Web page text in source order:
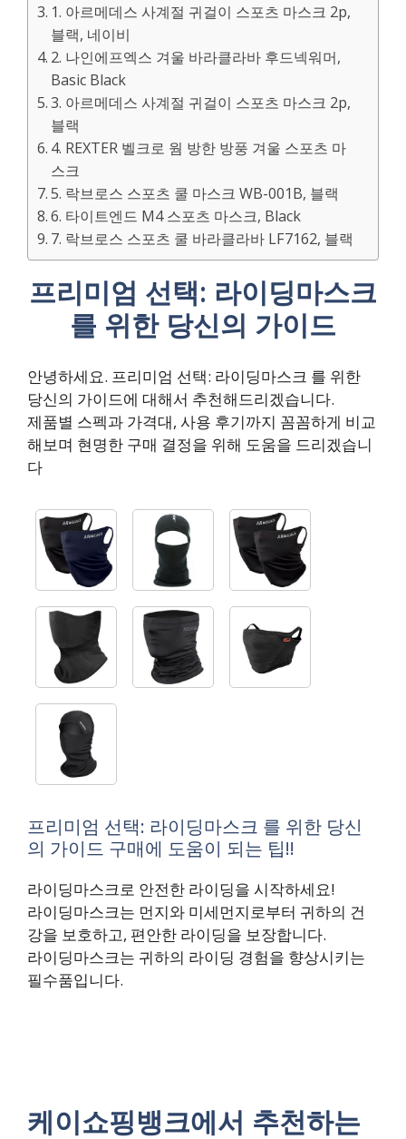
1. 아르메데스 사계절 귀걸이 스포츠 마스크 2p,
블랙, 네이비
2. 나인에프엑스 겨울 바라클라바 후드넥워머,
Basic Black
3. 아르메데스 사계절 귀걸이 스포츠 마스크 2p,
블랙
4. REXTER 벨크로 웜 방한 방풍 겨울 스포츠 마
스크
5. 락브로스 스포츠 쿨 마스크 WB-001B, 블랙
6. 타이트엔드 M4 스포츠 마스크, Black
7. 락브로스 스포츠 쿨 바라클라바 LF7162, 블랙
프리미엄 선택: 라이딩마스크
를 위한 당신의 가이드
안녕하세요. 프리미엄 선택: 라이딩마스크 를 위한
당신의 가이드에 대해서 추천해드리겠습니다.
제품별 스펙과 가격대, 사용 후기까지 꼼꼼하게 비교
해보며 현명한 구매 결정을 위해 도움을 드리겠습니
다
프리미엄 선택: 라이딩마스크 를 위한 당신
의 가이드 구매에 도움이 되는 팁!!
라이딩마스크로 안전한 라이딩을 시작하세요!
라이딩마스크는 먼지와 미세먼지로부터 귀하의 건
강을 보호하고, 편안한 라이딩을 보장합니다.
라이딩마스크는 귀하의 라이딩 경험을 향상시키는
필수품입니다.
케이쇼핑뱅크에서 추천하는